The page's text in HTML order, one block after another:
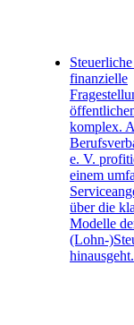
finanzielle
komplex.
e. V.
einem
über die
Modelle
(Lohn-
hinausgeht.